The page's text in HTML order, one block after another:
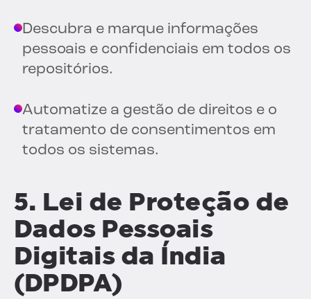
Descubra e marque informações
pessoais e confidenciais em todos os
repositórios.
Automatize a gestão de direitos e o
tratamento de consentimentos em
todos os sistemas.
5. Lei de Proteção de
Dados Pessoais
Digitais da Índia
(DPDPA)